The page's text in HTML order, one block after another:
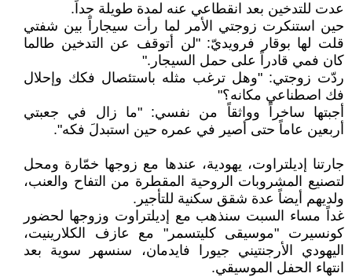
عدت للتدخين بعد انقطاعي عنه لمدة طويلة جداً.
حين استنكرت زوجتي الأمر لما رأت سيجاراً بين شفتي
قلت لها بوقار فرويديّ: "لن أتوقف عن التدخين طالما
كان فمي قادراً على حمل السيجار."
ردّت زوجتي: "وهل ترغب مثله باستئصال فكك وإحلال
فك اصطناعي مكانه؟"
أجبتها ساخراً وواثقاً من نفسي: "ما زال في جعبتي
أربعين عاماً حتى أصير في عمره حين استبدلَ فكه".
جارتنا إديلتراوت، يهودية، عندها مع زوجها خمّارة ومحل
لتصنيع المشروبات الروحية المقطرة من التفاح والعنب،
ولديهم أيضاً عدة شقق سكنية للتأجير.
غداً مساء السبت سنذهب مع إديلتراوت وزوجها لحضور
كونسيرت "موسيقى كليتسمر" مع عازف الكلارينيت،
اليهودي الأرجنتيني جيورا فايدمان، سنسهر سوية بعد
انتهاء الحفل الموسيقي.